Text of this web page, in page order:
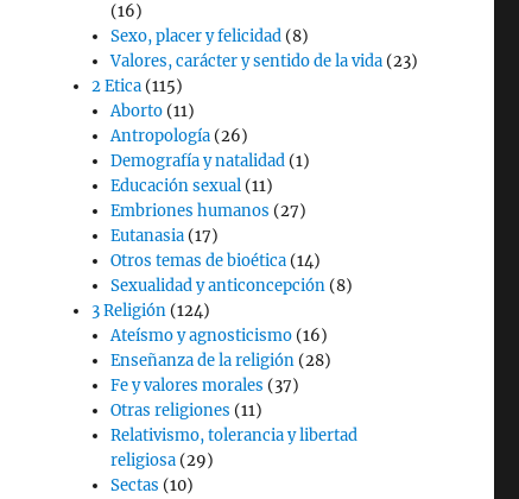
(16)
Sexo, placer y felicidad (8)
Valores, carácter y sentido de la vida (23)
2 Etica (115)
Aborto (11)
Antropología (26)
Demografía y natalidad (1)
Educación sexual (11)
Embriones humanos (27)
Eutanasia (17)
Otros temas de bioética (14)
Sexualidad y anticoncepción (8)
3 Religión (124)
Ateísmo y agnosticismo (16)
Enseñanza de la religión (28)
Fe y valores morales (37)
Otras religiones (11)
Relativismo, tolerancia y libertad
religiosa (29)
Sectas (10)